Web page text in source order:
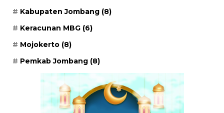
Kabupaten Jombang (8)
Keracunan MBG (6)
Mojokerto (8)
Pemkab Jombang (8)